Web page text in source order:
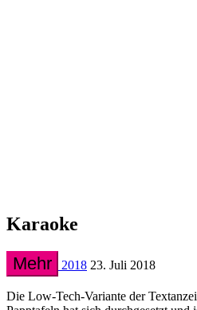
Karaoke
Mehr 2018 23. Juli 2018
Die Low-Tech-Variante der